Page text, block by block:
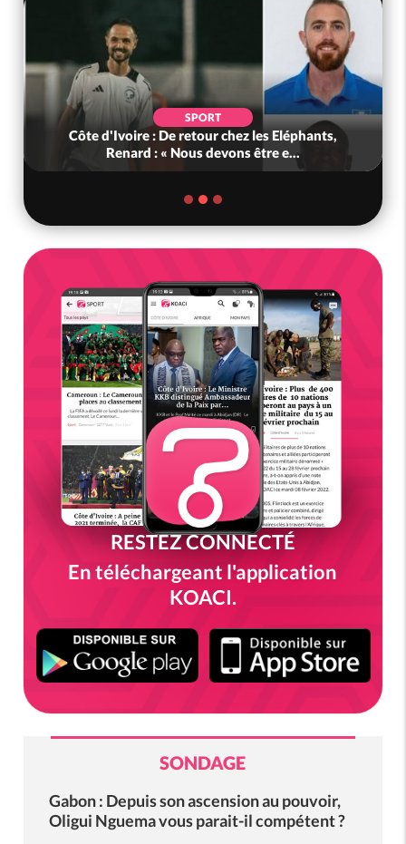
SPORT
Côte d'Ivoire : De retour chez les Eléphants,
Renard : « Nous devons être e...
RESTEZ CONNECTÉ
En téléchargeant l'application
KOACI.
SONDAGE
Gabon : Depuis son ascension au pouvoir,
Oligui Nguema vous parait-il compétent ?